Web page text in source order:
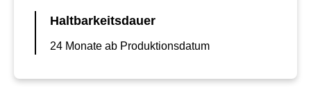
Haltbarkeitsdauer
24 Monate ab Produktionsdatum